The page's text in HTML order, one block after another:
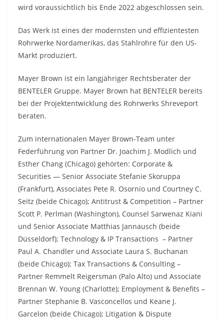
wird voraussichtlich bis Ende 2022 abgeschlossen sein.
Das Werk ist eines der modernsten und effizientesten
Rohrwerke Nordamerikas, das Stahlrohre für den US-
Markt produziert.
Mayer Brown ist ein langjähriger Rechtsberater der
BENTELER Gruppe. Mayer Brown hat BENTELER bereits
bei der Projektentwicklung des Rohrwerks Shreveport
beraten.
Zum internationalen Mayer Brown-Team unter
Federführung von Partner Dr. Joachim J. Modlich und
Esther Chang (Chicago) gehörten: Corporate &
Securities — Senior Associate Stefanie Skoruppa
(Frankfurt), Associates Pete R. Osornio und Courtney C.
Seitz (beide Chicago); Antitrust & Competition – Partner
Scott P. Perlman (Washington), Counsel Sarwenaz Kiani
und Senior Associate Matthias Jannausch (beide
Düsseldorf); Technology & IP Transactions – Partner
Paul A. Chandler und Associate Laura S. Buchanan
(beide Chicago); Tax Transactions & Consulting –
Partner Remmelt Reigersman (Palo Alto) und Associate
Brennan W. Young (Charlotte); Employment & Benefits –
Partner Stephanie B. Vasconcellos und Keane J.
Garcelon (beide Chicago); Litigation & Dispute